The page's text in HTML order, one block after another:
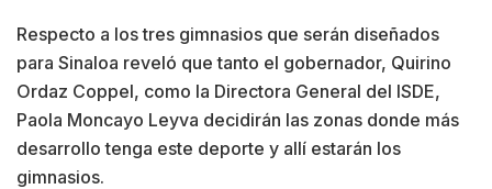
Respecto a los tres gimnasios que serán diseñados
para Sinaloa reveló que tanto el gobernador, Quirino
Ordaz Coppel, como la Directora General del ISDE,
Paola Moncayo Leyva decidirán las zonas donde más
desarrollo tenga este deporte y allí estarán los
gimnasios.